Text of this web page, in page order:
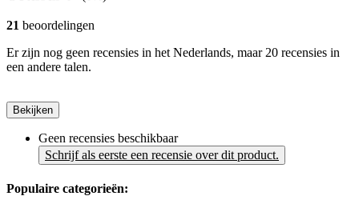
21 beoordelingen
Er zijn nog geen recensies in het Nederlands, maar 20 recensies in
een andere talen.
Bekijken
Geen recensies beschikbaar
Schrijf als eerste een recensie over dit product.
Populaire categorieën: